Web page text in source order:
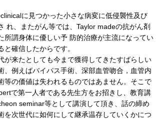
に見つかった小さな病変に低侵襲性及び
れ、またがん等では、Taylor madeの抗がん剤
所謂身体に優しい予 防的治療が主流になってい
と確信したからです。
が来たとしても今まで獲得してきたすばらしい
、例えばバイパス手術、深部血管吻合，血管内
等の価値は失われるものではあません。そこで
で第一人者である先生方をお招きし、教育講
seminar等として講演して頂き、話の締め
を次世代に如何にして継承温存していくかにつ